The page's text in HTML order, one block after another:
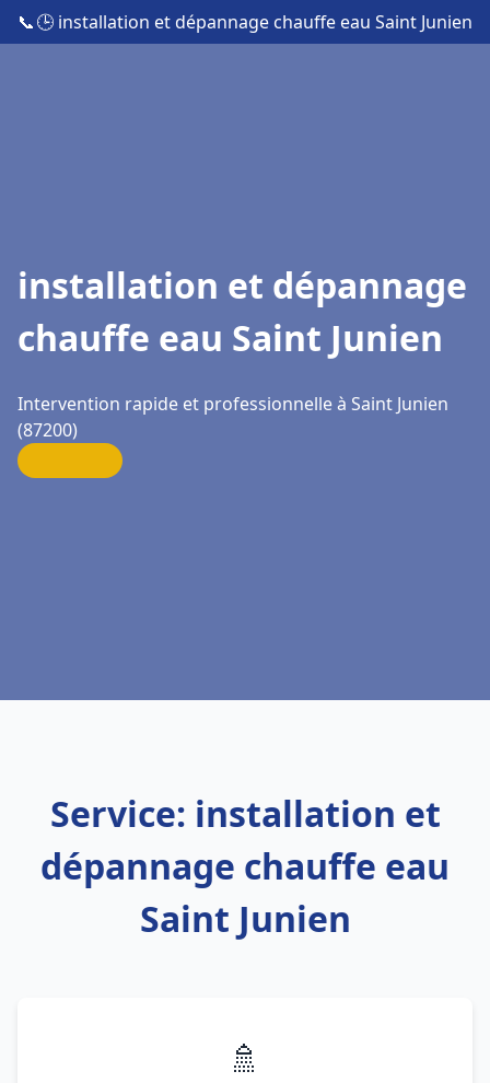
📞🕒 installation et dépannage chauffe eau Saint Junien
installation et dépannage
chauffe eau Saint Junien
Intervention rapide et professionnelle à Saint Junien
(87200)
Service: installation et
dépannage chauffe eau
Saint Junien
🚿